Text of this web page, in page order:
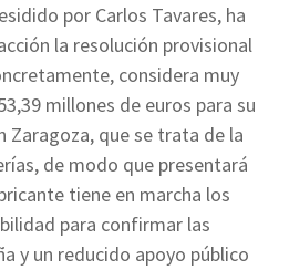
por Carlos Tavares, ha
la resolución provisional
considera muy
millones de euros para su
Zaragoza, que se trata de la
de modo que presentará
tiene en marcha los
para confirmar las
y un reducido apoyo público